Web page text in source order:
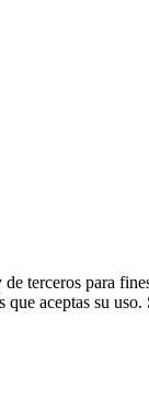
terceros para
aceptas su